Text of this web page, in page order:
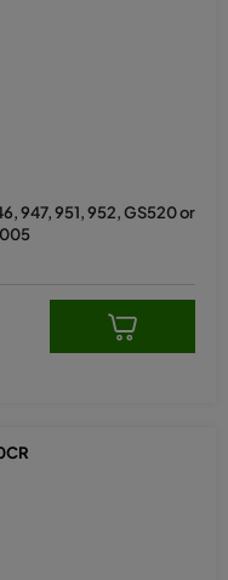
947, 951, 952, GS520 or